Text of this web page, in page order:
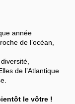
année
de l’océan,
de l’Atlantique
le vôtre !